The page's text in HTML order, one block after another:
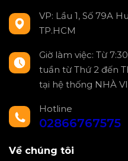
VP: Lầu 1, Số 79A
TP.HCM
Giờ làm việc: Từ
tuần từ Thứ 2 đến
tại hệ thống NHÀ
Hotline
02866767575
Về chúng tôi